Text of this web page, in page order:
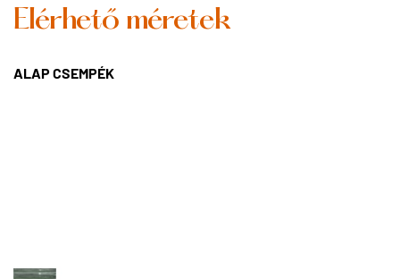
Elérhető méretek
ALAP CSEMPÉK